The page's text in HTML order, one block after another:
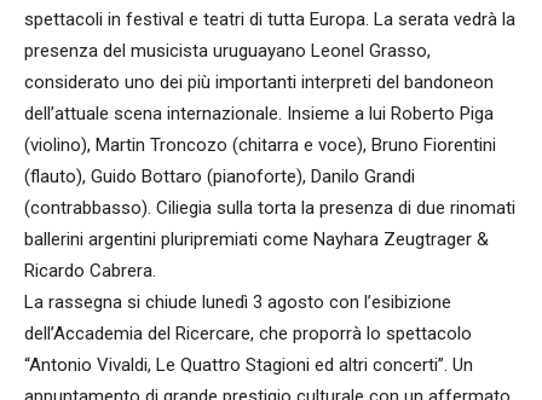
spettacoli in festival e teatri di tutta Europa. La serata vedrà la
presenza del musicista uruguayano Leonel Grasso,
considerato uno dei più importanti interpreti del bandoneon
dell’attuale scena internazionale. Insieme a lui Roberto Piga
(violino), Martin Troncozo (chitarra e voce), Bruno Fiorentini
(flauto), Guido Bottaro (pianoforte), Danilo Grandi
(contrabbasso). Ciliegia sulla torta la presenza di due rinomati
ballerini argentini pluripremiati come Nayhara Zeugtrager &
Ricardo Cabrera.
La rassegna si chiude lunedì 3 agosto con l’esibizione
dell’Accademia del Ricercare, che proporrà lo spettacolo
“Antonio Vivaldi, Le Quattro Stagioni ed altri concerti”. Un